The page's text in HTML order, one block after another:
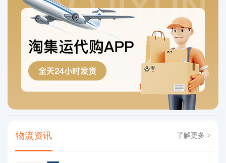
物流资讯 了解更多 >